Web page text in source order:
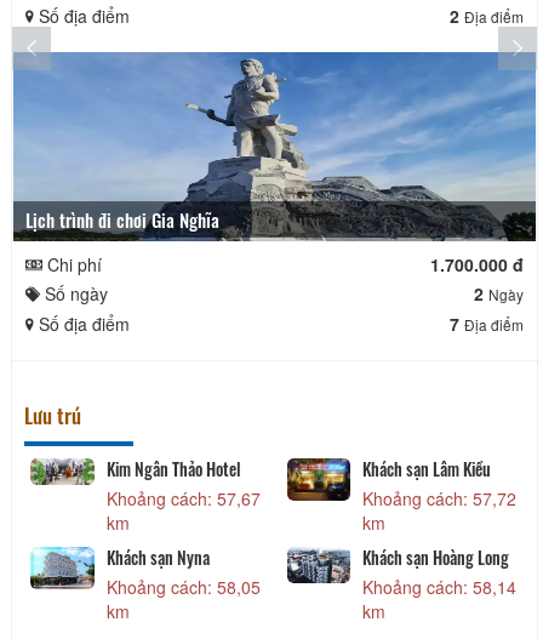
Số địa điểm 2 Địa điểm
Lịch trình đi chơi Gia Nghĩa
Chi phí
1.700.000 đ
Số ngày
2 Ngày
Số địa điểm 7 Địa điểm
Lưu trú
Kim Ngân Thảo Hotel
Khoảng cách: 57,67
km
Khách sạn Lâm Kiều
Khoảng cách: 57,72
km
Khách sạn Nyna
Khoảng cách: 58,05
km
Khách sạn Hoàng Long
Khoảng cách: 58,14
km